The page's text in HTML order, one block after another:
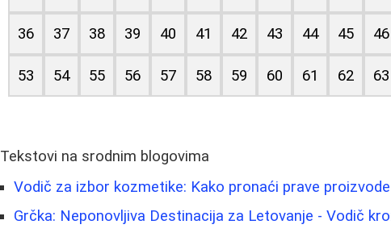
36 37 38 39 40 41 42 43 44 45 46
53 54 55 56 57 58 59 60 61 62 63
Tekstovi na srodnim blogovima
Vodič za izbor kozmetike: Kako pronaći prave
Grčka: Neponovljiva Destinacija za Letovanje - Vodič